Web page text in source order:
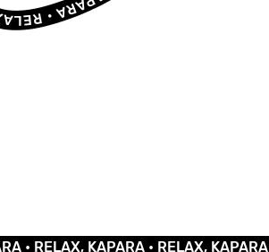
KAPARA •RELAX, KAPARA •